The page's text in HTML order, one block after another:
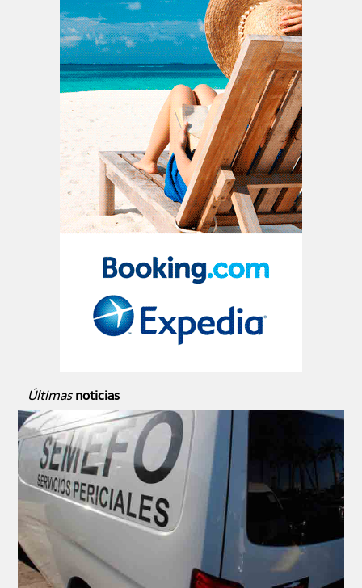
Últimas noticias